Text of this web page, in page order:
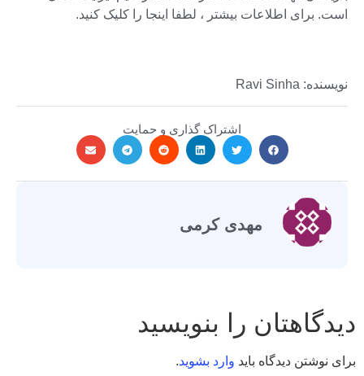
است. برای اطلاعات بیشتر ، لطفا اینجا را کلیک کنید.
نویسنده: Ravi Sinha
اشتراک گذاری و حمایت
مهدی کرمی
دیدگاهتان را بنویسید
برای نوشتن دیدگاه باید وارد بشوید.